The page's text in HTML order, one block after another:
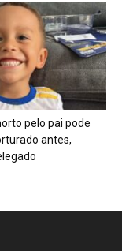
pelo pai pode
antes,